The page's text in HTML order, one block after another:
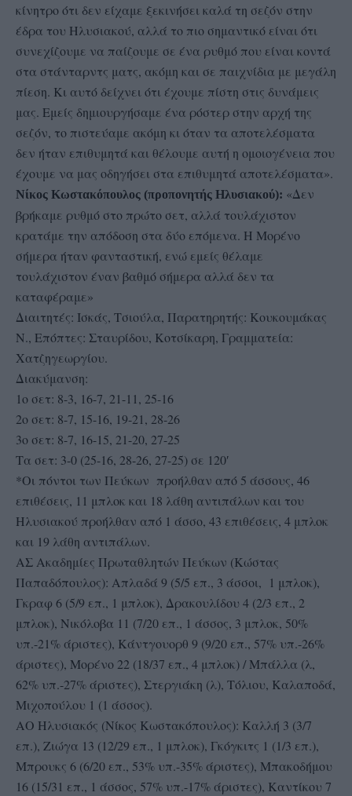
κίνητρο ότι δεν είχαμε ξεκινήσει καλά τη σεζόν στην
έδρα του Ηλυσιακού, αλλά το πιο σημαντικό είναι ότι
συνεχίζουμε να παίζουμε σε ένα ρυθμό που είναι κοντά
στα στάνταρντς ματς, ακόμη και σε παιχνίδια με μεγάλη
πίεση. Κι αυτό δείχνει ότι έχουμε πίστη στις δυνάμεις
μας. Εμείς δημιουργήσαμε ένα ρόστερ στην αρχή της
σεζόν, το πιστεύαμε ακόμη κι όταν τα αποτελέσματα
δεν ήταν επιθυμητά και θέλουμε αυτή η ομοιογένεια που
έχουμε να μας οδηγήσει στα επιθυμητά αποτελέσματα».
Νίκος Κωστακόπουλος (προπονητής Ηλυσιακού): «Δεν
βρήκαμε ρυθμό στο πρώτο σετ, αλλά τουλάχιστον
κρατάμε την απόδοση στα δύο επόμενα. Η Μορένο
σήμερα ήταν φανταστική, ενώ εμείς θέλαμε
τουλάχιστον έναν βαθμό σήμερα αλλά δεν τα
καταφέραμε»
Διαιτητές: Ισκάς, Τσιούλα, Παρατηρητής: Κουκουμάκας
Ν., Επόπτες: Σταυρίδου, Κοτσίκαρη, Γραμματεία:
Χατζηγεωργίου.
Διακύμανση:
1ο σετ: 8-3, 16-7, 21-11, 25-16
2ο σετ: 8-7, 15-16, 19-21, 28-26
3ο σετ: 8-7, 16-15, 21-20, 27-25
Τα σετ: 3-0 (25-16, 28-26, 27-25) σε 120′
*Οι πόντοι των Πεύκων προήλθαν από 5 άσσους, 46
επιθέσεις, 11 μπλοκ και 18 λάθη αντιπάλων και του
Ηλυσιακού προήλθαν από 1 άσσο, 43 επιθέσεις, 4 μπλοκ
και 19 λάθη αντιπάλων.
ΑΣ Ακαδημίες Πρωταθλητών Πεύκων (Κώστας
Παπαδόπουλος): Απλαδά 9 (5/5 επ., 3 άσσοι, 1 μπλοκ),
Γκραφ 6 (5/9 επ., 1 μπλοκ), Δρακουλίδου 4 (2/3 επ., 2
μπλοκ), Νικόλοβα 11 (7/20 επ., 1 άσσος, 3 μπλοκ, 50%
υπ.-21% άριστες), Κάντγουορθ 9 (9/20 επ., 57% υπ.-26%
άριστες), Μορένο 22 (18/37 επ., 4 μπλοκ) / Μπάλλα (λ,
62% υπ.-27% άριστες), Στεργιάκη (λ), Τόλιου, Καλαποδά,
Μιχοπούλου 1 (1 άσσος).
ΑΟ Ηλυσιακός (Νίκος Κωστακόπουλος): Καλλή 3 (3/7
επ.), Ζιώγα 13 (12/29 επ., 1 μπλοκ), Γκόγκιτς 1 (1/3 επ.),
Μπρουκς 6 (6/20 επ., 53% υπ.-35% άριστες), Μπακοδήμου
16 (15/31 επ., 1 άσσος, 57% υπ.-17% άριστες), Καντίκου 7